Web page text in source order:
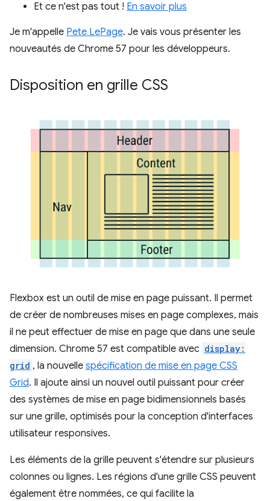
Et ce n'est pas tout ! En savoir plus
Je m'appelle Pete LePage. Je vais vous présenter les
nouveautés de Chrome 57 pour les développeurs.
Disposition en grille CSS
Flexbox est un outil de mise en page puissant. Il permet
de créer de nombreuses mises en page complexes, mais
il ne peut effectuer de mise en page que dans une seule
dimension. Chrome 57 est compatible avec display:
grid , la nouvelle spécification de mise en page CSS
Grid. Il ajoute ainsi un nouvel outil puissant pour créer
des systèmes de mise en page bidimensionnels basés
sur une grille, optimisés pour la conception d'interfaces
utilisateur responsives.
Les éléments de la grille peuvent s'étendre sur plusieurs
colonnes ou lignes. Les régions d'une grille CSS peuvent
également être nommées, ce qui facilite la